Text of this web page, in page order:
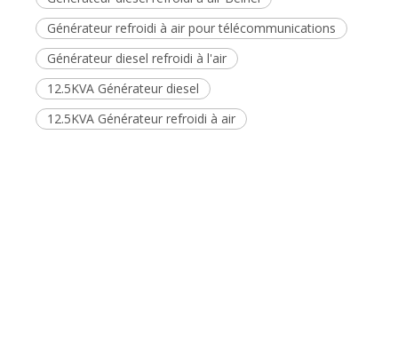
12.5KVA Générateur refroidi à air
Demande de produit